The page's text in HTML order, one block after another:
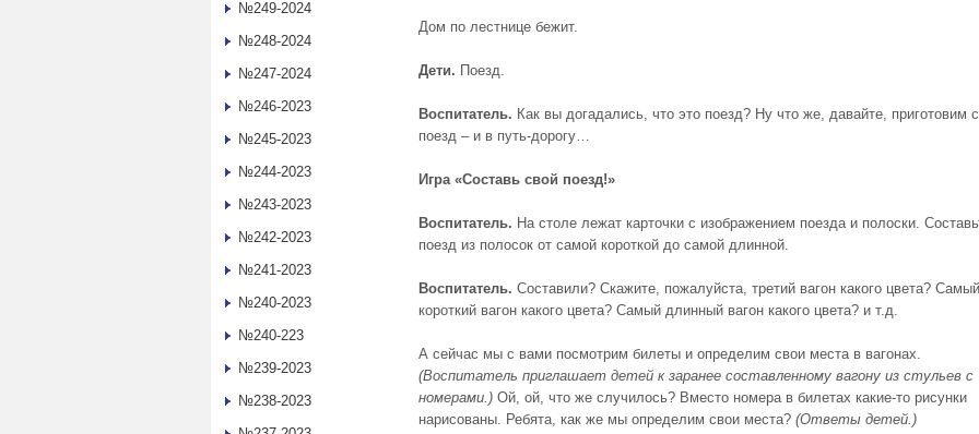
Дом по лестнице бежит.
Дети. Поезд.
Воспитатель. Как вы догадались, что это поезд? Ну что же, давайте, приготовим
поезд – и в путь-дорогу…
Игра «Составь свой поезд!»
Воспитатель. На столе лежат карточки с изображением поезда и полоски.
поезд из полосок от самой короткой до самой длинной.
Воспитатель. Составили? Скажите, пожалуйста, третий вагон какого цвета? Самый
короткий вагон какого цвета? Самый длинный вагон какого цвета? и т.д.
А сейчас мы с вами посмотрим билеты и определим свои места в вагонах.
(Воспитатель приглашает детей к заранее составленному вагону из стульев с
номерами.) Ой, ой, что же случилось? Вместо номера в билетах какие-то рисунки
нарисованы. Ребята, как же мы определим свои места? (Ответы детей.)
№249-2024
№248-2024
№247-2024
№246-2023
№245-2023
№244-2023
№243-2023
№242-2023
№241-2023
№240-2023
№240-223
№239-2023
№238-2023